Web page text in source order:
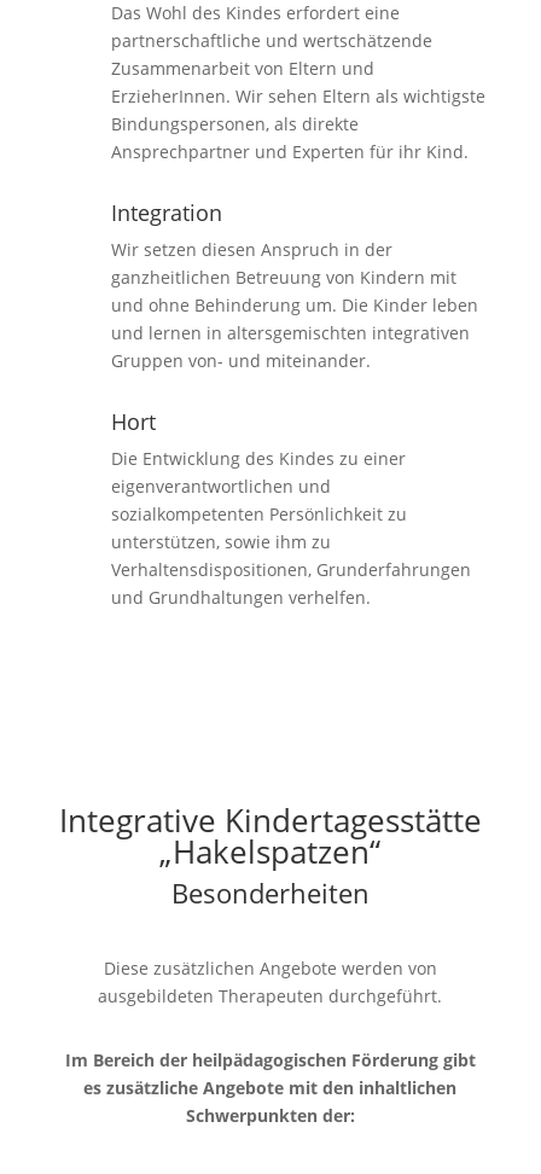
Das Wohl des Kindes erfordert eine
partnerschaftliche und wertschätzende
Zusammenarbeit von Eltern und
ErzieherInnen. Wir sehen Eltern als wichtigste
Bindungspersonen, als direkte
Ansprechpartner und Experten für ihr Kind.
Integration
Wir setzen diesen Anspruch in der
ganzheitlichen Betreuung von Kindern mit
und ohne Behinderung um. Die Kinder leben
und lernen in altersgemischten integrativen
Gruppen von- und miteinander.
Hort
Die Entwicklung des Kindes zu einer
eigenverantwortlichen und
sozialkompetenten Persönlichkeit zu
unterstützen, sowie ihm zu
Verhaltensdispositionen, Grunderfahrungen
und Grundhaltungen verhelfen.
Integrative Kindertagesstätte
„Hakelspatzen“
Besonderheiten
Diese zusätzlichen Angebote werden von
ausgebildeten Therapeuten durchgeführt.
Im Bereich der heilpädagogischen Förderung gibt
es zusätzliche Angebote mit den inhaltlichen
Schwerpunkten der: